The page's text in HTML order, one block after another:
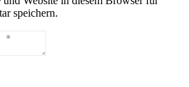
speichern.